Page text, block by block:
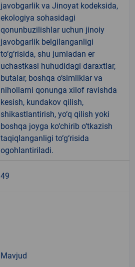
javobgarlik va Jinoyat kodeksida,
ekologiya sohasidagi
qonunbuzilishlar uchun jinoiy
javobgarlik belgilanganligi
to‘g‘risida, shu jumladan er
uchastkasi huhudidagi daraxtlar,
butalar, boshqa o‘simliklar va
nihollarni qonunga xilof ravishda
kesish, kundakov qilish,
shikastlantirish, yo‘q qilish yoki
boshqa joyga ko‘chirib o‘tkazish
taqiqlanganligi to‘g‘risida
ogohlantiriladi.
49
Mavjud